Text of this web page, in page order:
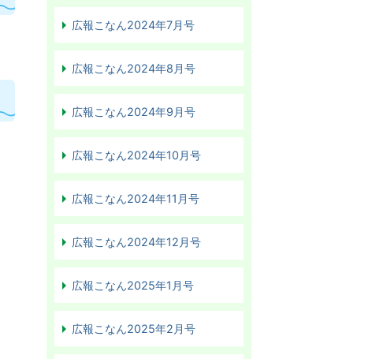
広報こなん2024年7月号
広報こなん2024年8月号
広報こなん2024年9月号
広報こなん2024年10月号
広報こなん2024年11月号
広報こなん2024年12月号
広報こなん2025年1月号
広報こなん2025年2月号